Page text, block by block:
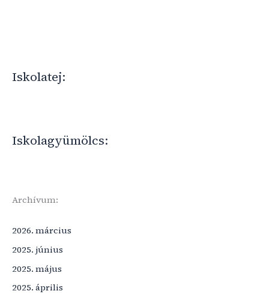
Iskolatej:
Iskolagyümölcs:
Archívum:
2026. március
2025. június
2025. május
2025. április